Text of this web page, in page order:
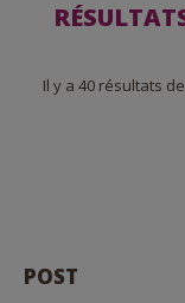
Il y a 40 résultats
POST